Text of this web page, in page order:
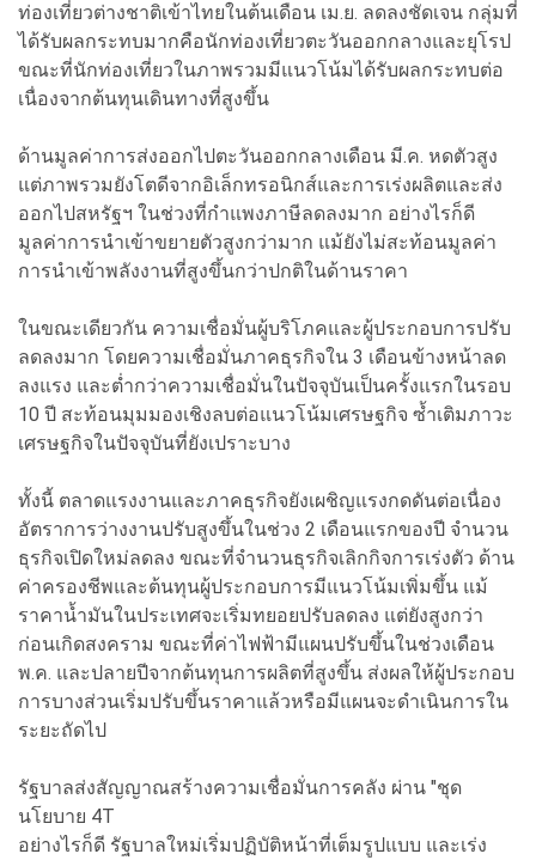
ท่องเที่ยวต่างชาติเข้าไทยในต้นเดือน เม.ย. ลดลงชัดเจน กลุ่มที่
ได้รับผลกระทบมากคือนักท่องเที่ยวตะวันออกกลางและยุโรป
ขณะที่นักท่องเที่ยวในภาพรวมมีแนวโน้มได้รับผลกระทบต่อ
เนื่องจากต้นทุนเดินทางที่สูงขึ้น
ด้านมูลค่าการส่งออกไปตะวันออกกลางเดือน มี.ค. หดตัวสูง
แต่ภาพรวมยังโตดีจากอิเล็กทรอนิกส์และการเร่งผลิตและส่ง
ออกไปสหรัฐฯ ในช่วงที่กำแพงภาษีลดลงมาก อย่างไรก็ดี
มูลค่าการนำเข้าขยายตัวสูงกว่ามาก แม้ยังไม่สะท้อนมูลค่า
การนำเข้าพลังงานที่สูงขึ้นกว่าปกติในด้านราคา
ในขณะเดียวกัน ความเชื่อมั่นผู้บริโภคและผู้ประกอบการปรับ
ลดลงมาก โดยความเชื่อมั่นภาคธุรกิจใน 3 เดือนข้างหน้าลด
ลงแรง และต่ำกว่าความเชื่อมั่นในปัจจุบันเป็นครั้งแรกในรอบ
10 ปี สะท้อนมุมมองเชิงลบต่อแนวโน้มเศรษฐกิจ ซ้ำเติมภาวะ
เศรษฐกิจในปัจจุบันที่ยังเปราะบาง
ทั้งนี้ ตลาดแรงงานและภาคธุรกิจยังเผชิญแรงกดดันต่อเนื่อง
อัตราการว่างงานปรับสูงขึ้นในช่วง 2 เดือนแรกของปี จำนวน
ธุรกิจเปิดใหม่ลดลง ขณะที่จำนวนธุรกิจเลิกกิจการเร่งตัว ด้าน
ค่าครองชีพและต้นทุนผู้ประกอบการมีแนวโน้มเพิ่มขึ้น แม้
ราคาน้ำมันในประเทศจะเริ่มทยอยปรับลดลง แต่ยังสูงกว่า
ก่อนเกิดสงคราม ขณะที่ค่าไฟฟ้ามีแผนปรับขึ้นในช่วงเดือน
พ.ค. และปลายปีจากต้นทุนการผลิตที่สูงขึ้น ส่งผลให้ผู้ประกอบ
การบางส่วนเริ่มปรับขึ้นราคาแล้วหรือมีแผนจะดำเนินการใน
ระยะถัดไป
รัฐบาลส่งสัญญาณสร้างความเชื่อมั่นการคลัง ผ่าน "ชุด
นโยบาย 4T
อย่างไรก็ดี รัฐบาลใหม่เริ่มปฏิบัติหน้าที่เต็มรูปแบบ และเร่ง